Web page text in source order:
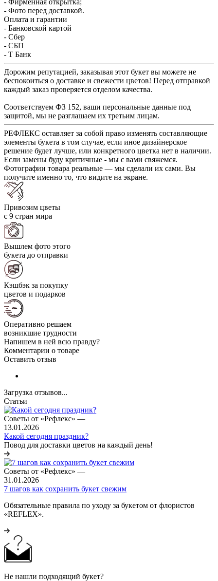
- Фото перед доставкой.
Оплата и гарантии
- Банковской картой
- Сбер
- СБП
- Т Банк
Дорожим репутацией, заказывая этот букет вы можете не
беспокоиться о доставке и свежести цветов! Перед отправкой
каждый заказ проверяется отделом качества.
Соответствуем ФЗ 152, ваши персональные данные под
защитой, мы не разглашаем их третьим лицам.
РЕФЛЕКС оставляет за собой право изменять составляющие
элементы букета в том случае, если иное дизайнерское
решение будет лучше, или конкретного цветка нет в наличии.
Если замены буду критичные - мы с вами свяжемся.
Фотографии товара реальные — мы сделали их сами. Вы
получите именно то, что видите на экране.
Привозим цветы
с 9 стран мира
Вышлем фото этого
букета до отправки
Кэшбэк за покупку
цветов и подарков
Оперативно решаем
возникшие трудности
Напишем в ней всю правду?
Комментарии о товаре
Оставить отзыв
Загрузка отзывов...
Статьи
Советы от «Рефлекс» —
13.01.2026
Какой сегодня праздник?
Повод для доставки цветов на каждый день!
Советы от «Рефлекс» —
31.01.2026
7 шагов как сохранить букет свежим
Обязательные правила по уходу за букетом от флористов
«REFLEX».
Не нашли подходящий букет?